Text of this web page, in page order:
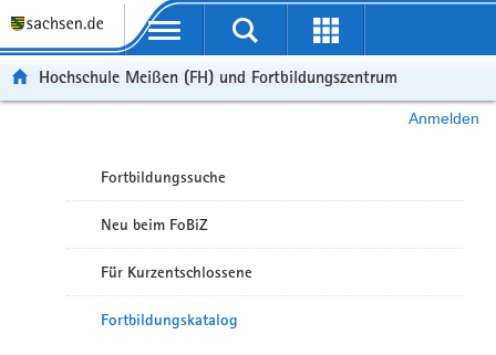
Portalübergreifende Navigation
Hochschule Meißen (FH) und Fortbildungszentrum
Anmelden
Fortbildungssuche
Neu beim FoBiZ
Für Kurzentschlossene
Fortbildungskatalog